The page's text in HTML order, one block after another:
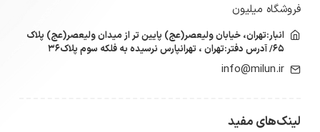
فروشگاه میلیون
انبار:تهران، خیابان ولیعصر(عج) پایین تر از میدان ولیعصر(عج) پلاک
۶۵/ آدرس دفتر:تهران ، تهرانپارس نرسیده به فلکه سوم پلاک۳۶
info@milun.ir
لینک‌های مفید